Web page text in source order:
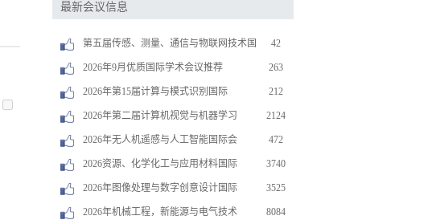
最新会议信息
第五届传感、测量、通信与物联网技术国 42
2026年9月优质国际学术会议推荐 263
2026年第15届计算与模式识别国际 212
2026年第二届计算机视觉与机器学习 2124
2026年无人机遥感与人工智能国际会 472
2026资源、化学化工与应用材料国际 3740
2026年图像处理与数字创意设计国际 3525
2026年机械工程，新能源与电气技术 8084